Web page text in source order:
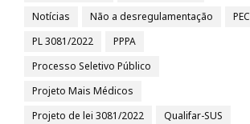
Notícias
Não a desregulamentação
PEC
PL 3081/2022
PPPA
Processo Seletivo Público
Projeto Mais Médicos
Projeto de lei 3081/2022
Qualifar-SUS